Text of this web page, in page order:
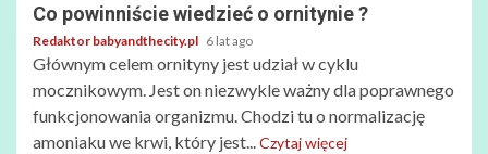
Co powinniście wiedzieć o ornitynie ?
Redaktor babyandthecity.pl 6 lat ago
Głównym celem ornityny jest udział w cyklu
mocznikowym. Jest on niezwykle ważny dla poprawnego
funkcjonowania organizmu. Chodzi tu o normalizację
amoniaku we krwi, który jest...Czytaj więcej